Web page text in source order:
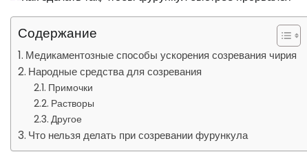
Содержание
Медикаментозные способы ускорения созревания чирия
Народные средства для созревания
Примочки
Растворы
Другое
Что нельзя делать при созревании фурункула